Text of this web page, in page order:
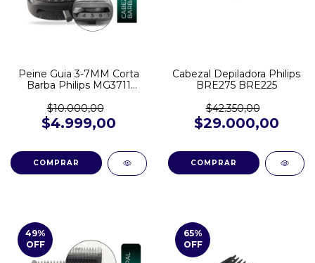
Peine Guia 3-7MM Corta
Barba Philips MG3711
MG7730 BT1209
$10.000,00
$4.999,00
Cabezal Depiladora Philips
BRE275 BRE225
$42.350,00
$29.000,00
49%
OFF
65%
OFF